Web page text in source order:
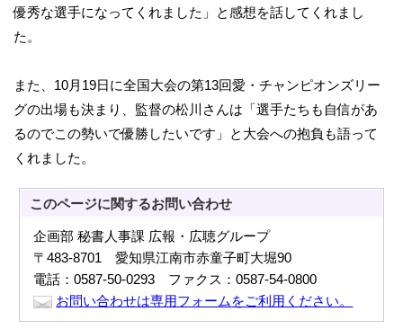
優秀な選手になってくれました」と感想を話してくれまし
た。
また、10月19日に全国大会の第13回愛・チャンピオンズリー
グの出場も決まり、監督の松川さんは「選手たちも自信があ
るのでこの勢いで優勝したいです」と大会への抱負も語って
くれました。
このページに関するお問い合わせ
企画部 秘書人事課 広報・広聴グループ
〒483-8701 愛知県江南市赤童子町大堀90
電話：0587-50-0293 ファクス：0587-54-0800
お問い合わせは専用フォームをご利用ください。